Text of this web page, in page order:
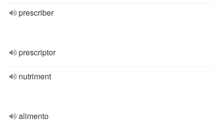
prescriber
prescriptor
nutriment
alimento